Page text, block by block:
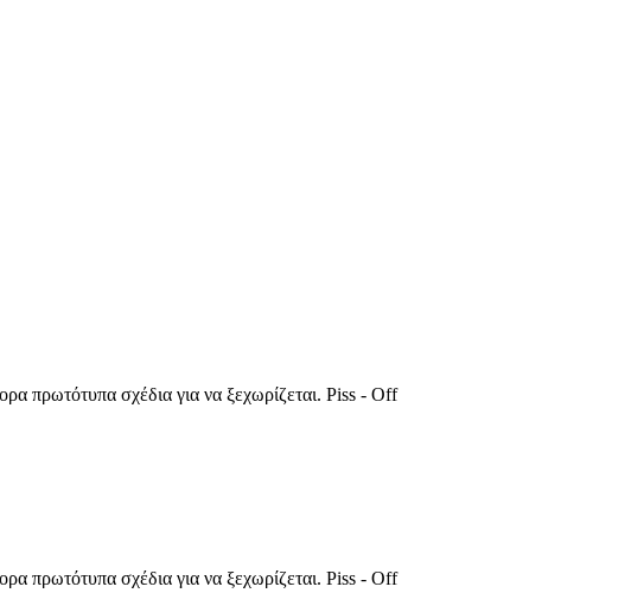
πρωτότυπα σχέδια για να ξεχωρίζεται. Piss - Off
πρωτότυπα σχέδια για να ξεχωρίζεται. Piss - Off